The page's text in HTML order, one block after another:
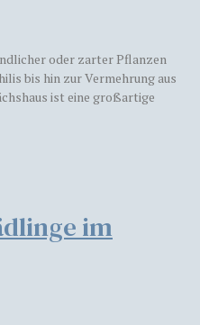
oder zarter Pflanzen
bis hin zur Vermehrung aus
ist eine großartige
im